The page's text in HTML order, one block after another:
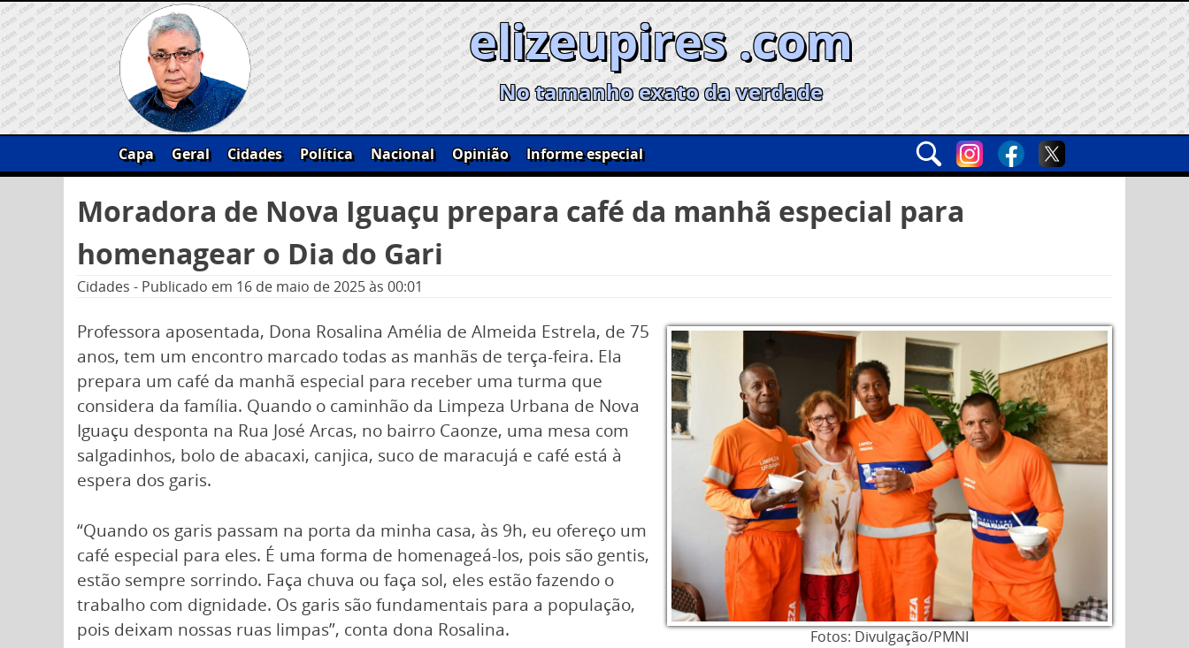
Skip
to
content
elizeupires .com
No tamanho exato da verdade
Capa Geral Cidades Política Nacional Opinião
Informe especial
por:
Moradora de Nova Iguaçu prepara café da manhã especial para
homenagear o Dia do Gari
Cidades - Publicado em 16 de maio de 2025às 00:01
Fotos: Divulgação/PMNI
Professora aposentada, Dona Rosalina Amélia de Almeida Estrela, de 75
anos, tem um encontro marcado todas as manhãs de terça-feira. Ela
prepara um café da manhã especial para receber uma turma que
considera da família. Quando o caminhão da Limpeza Urbana de Nova
Iguaçu desponta na Rua José Arcas, no bairro Caonze, uma mesa com
salgadinhos, bolo de abacaxi, canjica, suco de maracujá e café está à
espera dos garis.
“Quando os garis passam na porta da minha casa, às 9h, eu ofereço um
café especial para eles. É uma forma de homenageá-los, pois são gentis,
estão sempre sorrindo. Faça chuva ou faça sol, eles estão fazendo o
trabalho com dignidade. Os garis são fundamentais para a população,
pois deixam nossas ruas limpas”, conta dona Rosalina.